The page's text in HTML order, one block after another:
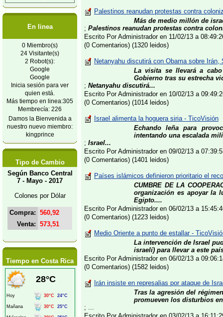
En linea
0 Miembro(s)
24 Visitante(s)
2 Robot(s):
Google
Google
Inicia sesión para ver
quien está.
Más tiempo en linea:305
Membrecía: 226
Damos la Bienvenida a
nuestro nuevo miembro:
kingprince
Tipo de Cambio
Según Banco Central
7 - Mayo - 2017
Colones por Dólar
Compra: 560,92
Venta: 573,51
Tiempo en Costa Rica
Palestinos reanudan protestas contra
Más de medio millón de
; Palestinos reanudan protestas contra
Escrito Por Administrador en 11/02/13 a
(0 Comentarios) (1320 leidos)
Netanyahu discutirá con Obama sobre
La visita se llevará a
Gobierno tras su estrecha
; Netanyahu discutirá...
Escrito Por Administrador en 10/02/13 a
(0 Comentarios) (1014 leidos)
Israel alimenta la hoguera siria - TicoVisión
Echando leña para
intentando una escalada
; Israel...
Escrito Por Administrador en 09/02/13 a
(0 Comentarios) (1401 leidos)
Países islámicos definieron prioritario el
CUMBRE DE LA
organización es apoyar la
Egipto....
Escrito Por Administrador en 06/02/13 a
(0 Comentarios) (1223 leidos)
Medio Oriente a punto de estallar -
La intervención de Israel
israelí) para llevar a este
Escrito Por Administrador en 06/02/13 a
(0 Comentarios) (1582 leidos)
Irán insiste en represalias por ataque de
Tras la agresión del
promueven los disturbios
; ...